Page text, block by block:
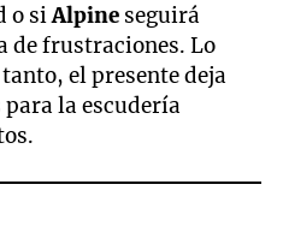
o siAlpine seguirá
de frustraciones. Lo
el presente deja
la escudería